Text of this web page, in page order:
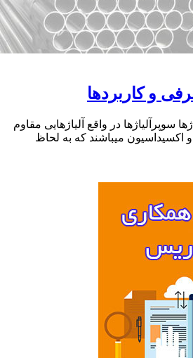
و کاربردها
در واقع آلیاژهایی مقاوم
میباشند که به لحاظ